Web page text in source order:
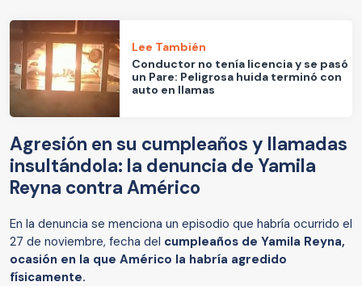
Lee También
Conductor no tenía licencia y se pasó
un Pare: Peligrosa huida terminó con
auto en llamas
Agresión en su cumpleaños y llamadas
insultándola: la denuncia de Yamila
Reyna contra Américo
En la denuncia se menciona un episodio que habría ocurrido el
27 de noviembre, fecha del cumpleaños de Yamila Reyna,
ocasión en la que Américo la habría agredido
físicamente.